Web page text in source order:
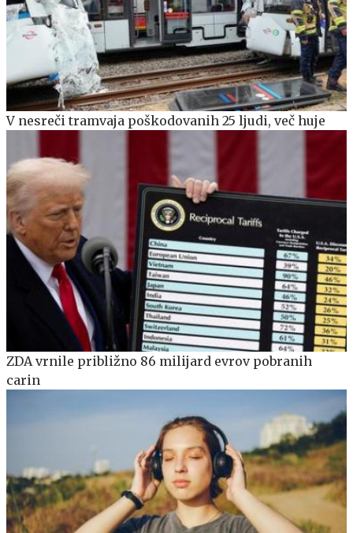
V nesreči tramvaja poškodovanih 25 ljudi, več huje
ZDA vrnile približno 86 milijard evrov pobranih
carin